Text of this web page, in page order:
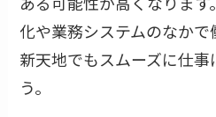
化や業務システムのなかで
新天地でもスムーズに仕
う。